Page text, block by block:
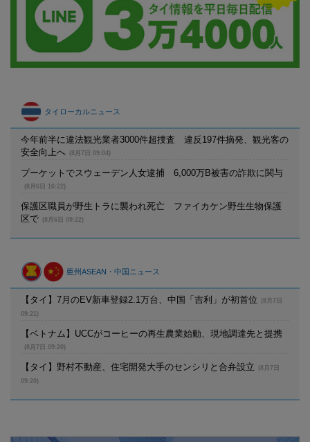
タイローカルニュース
今年前半に違法観光業者3000件超捜査 違反197件摘発、観光客の
安全向上へ
(8月7日 09:04)
プーケットでスウェーデン人女逮捕 6,000万B被害の詐欺に関与
(8月6日 16:22)
保護区職員が野生トラに襲われ死亡 ファイカケン野生生物保護
区で
(8月6日 09:22)
亜州ASEAN・中国ニュース
【タイ】7月のEV新車登録2.1万台、中国「吉利」が初首位
(8月7日
09:21)
【ベトナム】UCCがコーヒーの再生農業始動、現地調達先と提携
(8月7日 09:20)
【タイ】野村不動産、住宅開発大手のセンシリと合弁設立
(8月7日
09:20)